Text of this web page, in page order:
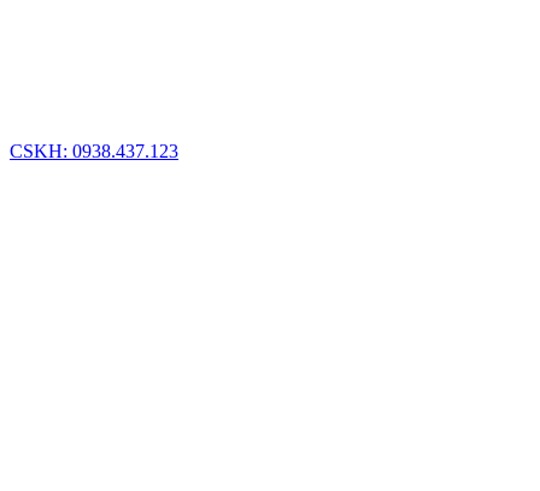
CSKH: 0938.437.123